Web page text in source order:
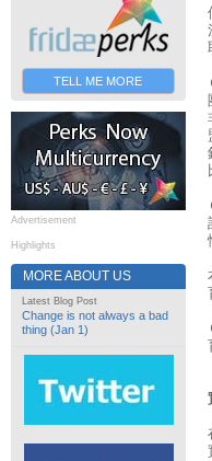
TELL ME MORE
Advertisement
Highlights
MORE ABOUT US
Latest Blog Post
Change is not always a bad
thing (Jan 1)